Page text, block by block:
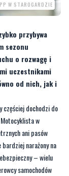
W STAROGARDZIE
przybywa
sezonu
o rozwagę i
uczestnikami
od nich, jak i
częściej dochodzi do
w
ani pasów
narażony na
– wielu
samochodów